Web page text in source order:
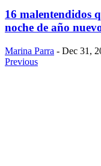
16 malentendidos
noche de año
Marina Parra - Dec 31,
Previous